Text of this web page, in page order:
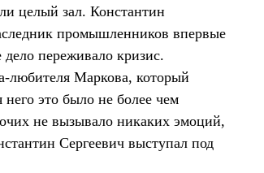
целый зал. Константин
промышленников впервые
переживало кризис.
любителя Маркова, который
это было не более чем
не вызывало никаких эмоций,
Сергеевич выступал под